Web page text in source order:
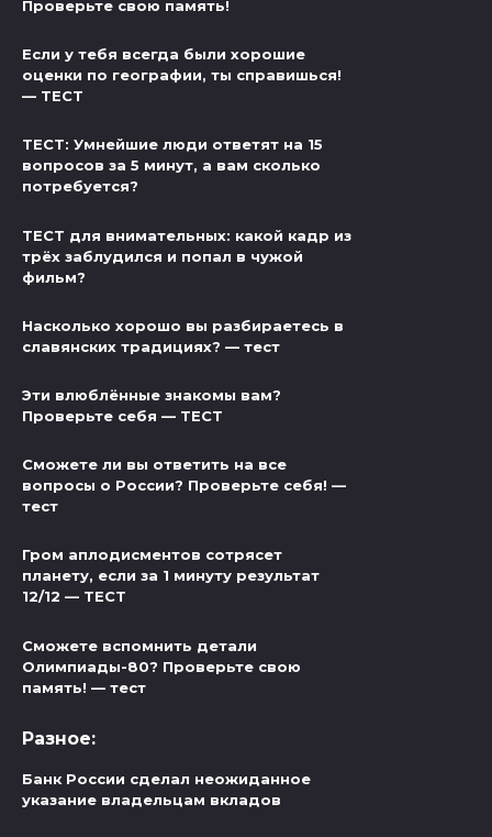
Проверьте свою память!
Если у тебя всегда были хорошие
оценки по географии, ты справишься!
— ТЕСТ
ТЕСТ: Умнейшие люди ответят на 15
вопросов за 5 минут, а вам сколько
потребуется?
ТЕСТ для внимательных: какой кадр из
трёх заблудился и попал в чужой
фильм?
Насколько хорошо вы разбираетесь в
славянских традициях? — тест
Эти влюблённые знакомы вам?
Проверьте себя — ТЕСТ
Сможете ли вы ответить на все
вопросы о России? Проверьте себя! —
тест
Гром аплодисментов сотрясет
планету, если за 1 минуту результат
12/12 — ТЕСТ
Сможете вспомнить детали
Олимпиады-80? Проверьте свою
память! — тест
Разное:
Банк России сделал неожиданное
указание владельцам вкладов